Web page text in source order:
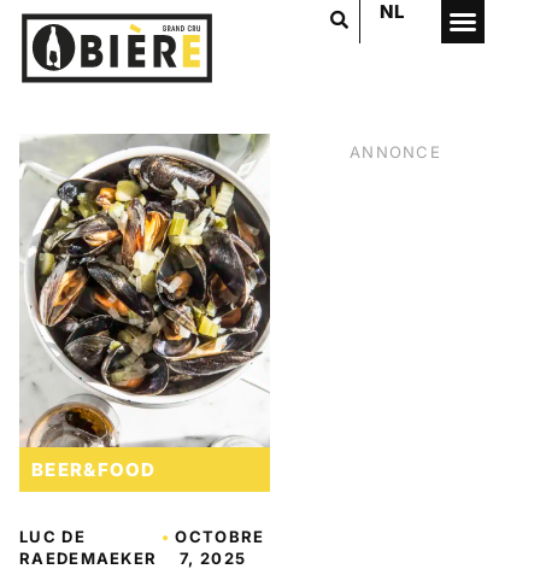
NL
BEER&FOOD
LUC DE
RAEDEMAEKER
•OCTOBRE
7, 2025
ANNONCE